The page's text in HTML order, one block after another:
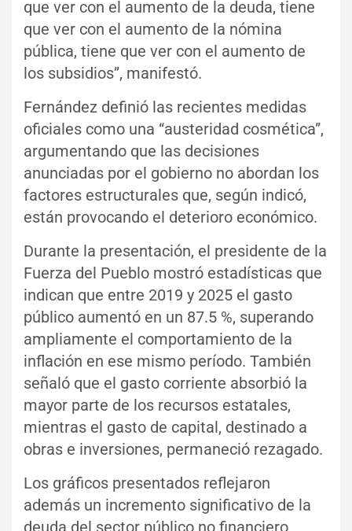
que ver con el aumento de la deuda, tiene
que ver con el aumento de la nómina
pública, tiene que ver con el aumento de
los subsidios”, manifestó.
Fernández definió las recientes medidas
oficiales como una “austeridad cosmética”,
argumentando que las decisiones
anunciadas por el gobierno no abordan los
factores estructurales que, según indicó,
están provocando el deterioro económico.
Durante la presentación, el presidente de la
Fuerza del Pueblo mostró estadísticas que
indican que entre 2019 y 2025 el gasto
público aumentó en un 87.5 %, superando
ampliamente el comportamiento de la
inflación en ese mismo período. También
señaló que el gasto corriente absorbió la
mayor parte de los recursos estatales,
mientras el gasto de capital, destinado a
obras e inversiones, permaneció rezagado.
Los gráficos presentados reflejaron
además un incremento significativo de la
deuda del sector público no financiero,